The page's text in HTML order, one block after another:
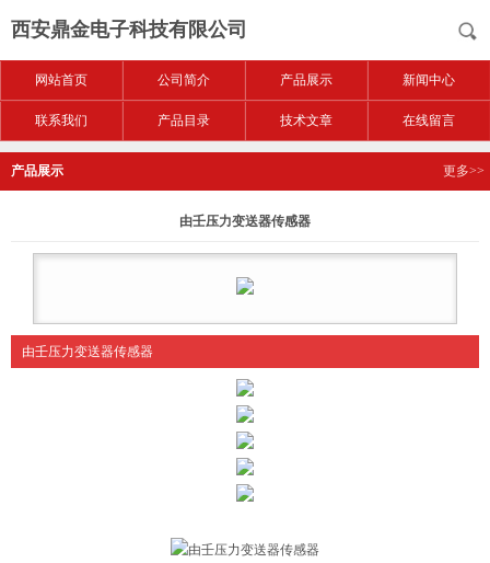
西安鼎金电子科技有限公司
网站首页 公司简介 产品展示 新闻中心
联系我们 产品目录 技术文章 在线留言
产品展示 更多>>
由壬压力变送器传感器
由壬压力变送器传感器